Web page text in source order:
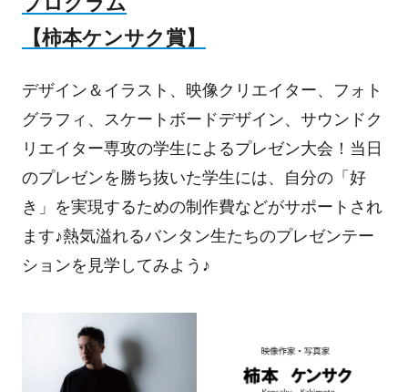
【柿本ケンサク賞】
デザイン＆イラスト、映像クリエイター、フォト
グラフィ、スケートボードデザイン、サウンドク
リエイター専攻の学生によるプレゼン大会！当日
のプレゼンを勝ち抜いた学生には、自分の「好
き」を実現するための制作費などがサポートされ
ます♪熱気溢れるバンタン生たちのプレゼンテー
ションを見学してみよう♪